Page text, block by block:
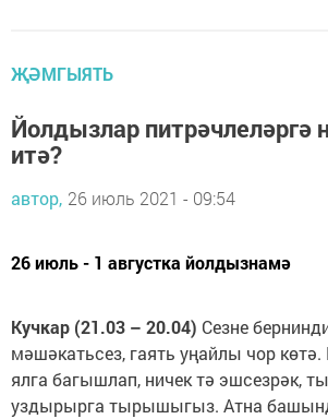
ҖӘМГЫЯТЬ
Йолдызлар питрәчлеләргә
итә?
автор, 26 июль 2021 - 09:54
26 июль - 1 августка йолдызнамә
Кучкар (21.03 – 20.04) Сезне
мәшәкатьсез, гаять уңайлы чор
ялга багышлап, ничек тә эшсезрәк,
уздырырга тырышыгыз. Атна